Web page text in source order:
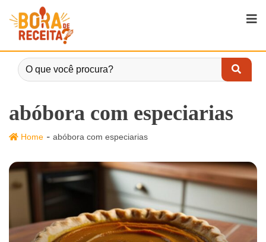
abóbora com especiarias
Home - abóbora com especiarias